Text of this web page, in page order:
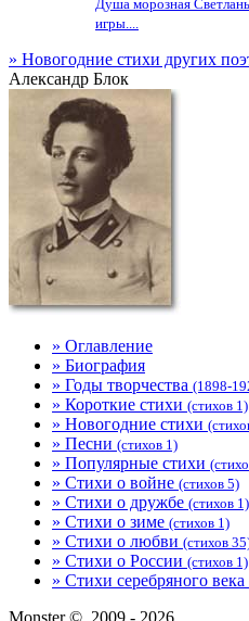
Душа морозная
игры....
» Новогодние стихи других
Александр Блок
» Оглавление
» Биография
» Годы творчества (1898-
» Короткие стихи (стихов 1)
» Новогодние стихи
» Песни (стихов 1)
» Популярные стихи
» Стихи о войне (стихов 5)
» Стихи о дружбе (стихов 1)
» Стихи о зиме (стихов 1)
» Стихи о любви (стихов
» Стихи о России (стихов 1)
» Стихи серебряного века
Monster ©, 2009 - 2026